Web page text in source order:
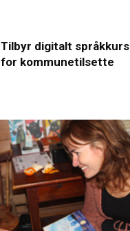
Tilbyr digitalt språkkurs
for kommunetilsette